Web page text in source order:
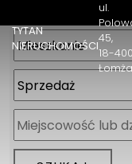
TYTAN
NIERUCHOMOŚCI
ul.
45
18-400
Łomża